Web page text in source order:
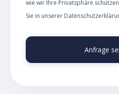
wie wir Ihre Privatsphäre
Sie in unserer